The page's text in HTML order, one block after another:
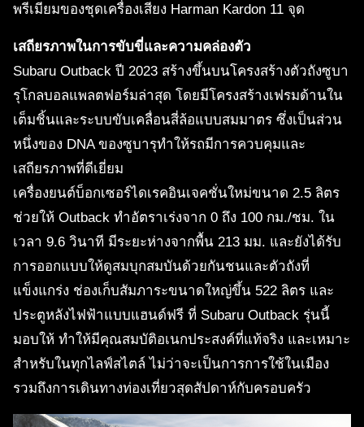
พรีเมียมของชุดเครื่องเสียง Harman Kardon 11 จุด
เสถียรภาพในการขับขี่และความคล่องตัว
Subaru Outback ปี 2023 สร้างขึ้นบนโครงสร้างตัวถังซูบา
รุโกลบอลแพลตฟอร์มล่าสุด โดยมีโครงสร้างเฟรมด้านใน
เต็มชิ้นและระบบขับเคลื่อนสี่ล้อแบบสมมาตร ซึ่งเป็นส่วน
หนึ่งของ DNA ของซูบารุทำให้รถมีการควบคุมและ
เสถียรภาพที่ดีเยี่ยม
เครื่องยนต์บ็อกเซอร์ไดเรคอินเจคชั่นใหม่ขนาด 2.5 ลิตร
ช่วยให้ Outback ทำอัตราเร่งจาก 0 ถึง 100 กม./ชม. ใน
เวลา 9.6 วินาที มีระยะห่างจากพื้น 213 มม. และยังได้รับ
การออกแบบให้ดูสมบุกสมบันด้วยกันชนและตัวถังที่
แข็งแกร่ง ช่องเก็บสัมภาระขนาดใหญ่ขึ้น 522 ลิตร และ
ประตูหลังไฟฟ้าแบบแฮนด์ฟรี ที่ Subaru Outback รุ่นนี้
มอบให้ ทำให้มีคุณสมบัติอเนกประสงค์ที่แท้จริง และเหมาะ
สำหรับในทุกไลฟ์สไตล์ ไม่ว่าจะเป็นการการใช้ในเมือง
รวมถึงการเดินทางท่องเที่ยวสุดสัปดาห์กับครอบครัว